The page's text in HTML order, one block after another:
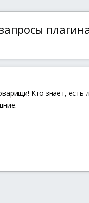
плагина
Кто знает, есть